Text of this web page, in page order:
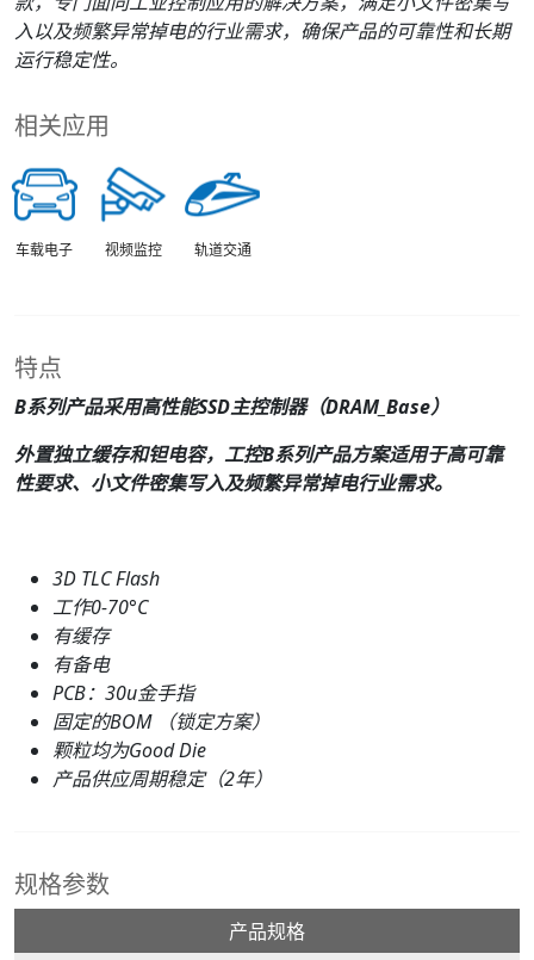
入以及频繁异常掉电的行业需求，确保产品的可靠性和长期
运行稳定性。
相关应用
车载电子 视频监控 轨道交通
特点
B系列产品采用高性能SSD主控制器（DRAM_ Base）
外置独立缓存和钽电容，工控B系列产品方案适用于高可靠
性要求、小文件密集写入及频繁异常掉电行业需求。
3D TLC Flash
工作0-70°C
有缓存
有备电
PCB： 30u金手指
固定的BOM （锁定方案）
颗粒均为Good Die
产品供应周期稳定（2年）
规格参数
产品规格